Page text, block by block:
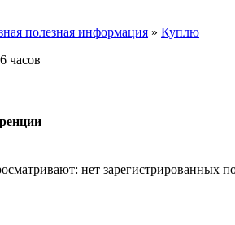
полезная информация » Куплю
часов
нет зарегистрированных